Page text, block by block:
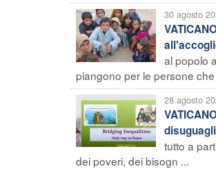
30 agosto
al popolo
piangono per le persone
28 agosto
tutto a
dei poveri, dei bisogn ...